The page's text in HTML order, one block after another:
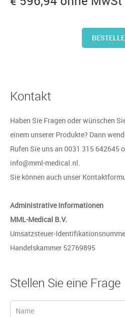
Kontakt
Haben Sie Fragen oder wünschen
einem unserer Produkte? Dann
Rufen Sie uns an 0031 315 642645
info@mml-medical.nl.
Sie können auch unser
Administrative Informationen
MML-Medical B.V.
Umsatzsteuer-
Handelskammer 52769895
Stellen Sie eine Frage